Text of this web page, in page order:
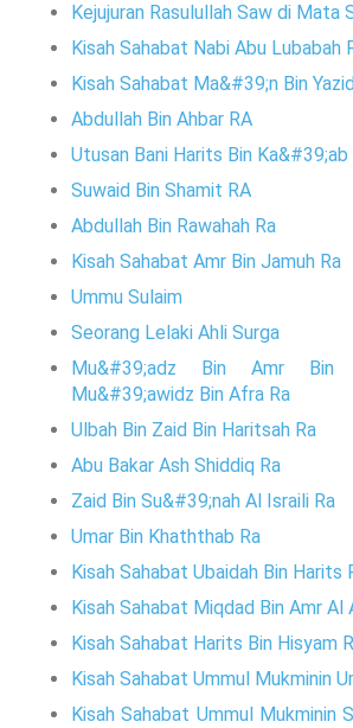
Kejujuran Rasulullah Saw di Mata
Kisah Sahabat Nabi Abu Lubabah
Kisah Sahabat Ma&#39;n Bin
Abdullah Bin Ahbar RA
Utusan Bani Harits Bin Ka&#39;ab
Suwaid Bin Shamit RA
Abdullah Bin Rawahah Ra
Kisah Sahabat Amr Bin Jamuh Ra
Ummu Sulaim
Seorang Lelaki Ahli Surga
Mu&#39;adz Bin Amr
Mu&#39;awidz Bin Afra Ra
Ulbah Bin Zaid Bin Haritsah Ra
Abu Bakar Ash Shiddiq Ra
Zaid Bin Su&#39;nah Al Israili Ra
Umar Bin Khaththab Ra
Kisah Sahabat Ubaidah Bin Harits
Kisah Sahabat Miqdad Bin Amr Al
Kisah Sahabat Harits Bin Hisyam
Kisah Sahabat Ummul Mukminin
Kisah Sahabat Ummul Mukminin